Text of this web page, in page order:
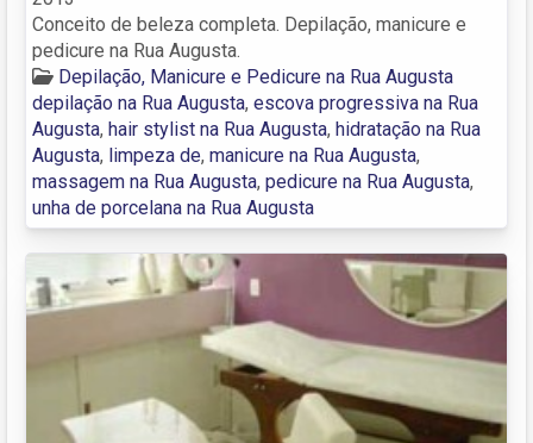
Conceito de beleza completa. Depilação, manicure e
pedicure na Rua Augusta.
Depilação, Manicure e Pedicure na Rua Augusta
depilação na Rua Augusta, escova progressiva na Rua
Augusta, hair stylist na Rua Augusta, hidratação na Rua
Augusta, limpeza de, manicure na Rua Augusta,
massagem na Rua Augusta, pedicure na Rua Augusta,
unha de porcelana na Rua Augusta